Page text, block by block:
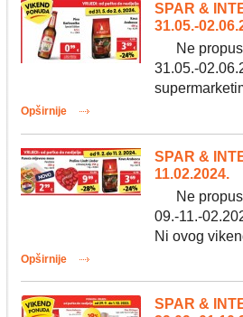
SPAR &
31.05.-
Ne
31.05.-
Opširnije
SPAR &
11.02.2024.
Ne
09.-11.-
Ni ovog
Opširnije
SPAR &